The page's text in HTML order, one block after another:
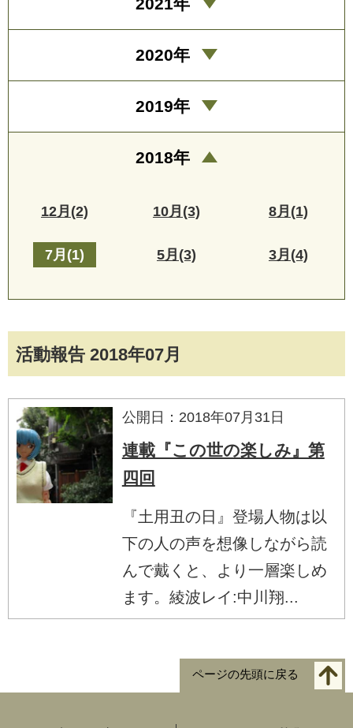
活動報告 2018年07月
公開日：2018年07月31日
連載『この世の楽しみ』第
四回
『土用丑の日』登場人物は以
下の人の声を想像しながら読
んで戴くと、より一層楽しめ
ます。綾波レイ:中川翔...
2020年
2019年
2018年
12月(2) 10月(3) 8月(1)
7月(1) 5月(3) 3月(4)
ページの先頭に戻る